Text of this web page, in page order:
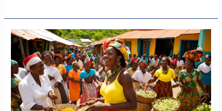
Povo
de
Granada:
Cultura,
patrimônio
e